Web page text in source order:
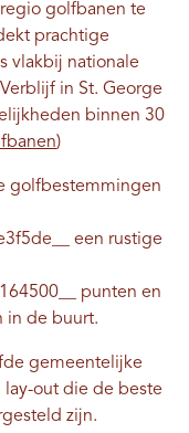
golfbanen te
prachtige
vlakbij nationale
Verblijf in St. George
binnen 30
)
golfbestemmingen
een rustige
punten en
in de buurt.
gemeentelijke
lay-out die de beste
zijn.